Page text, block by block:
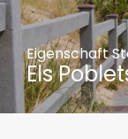
Eigenschaft
Els